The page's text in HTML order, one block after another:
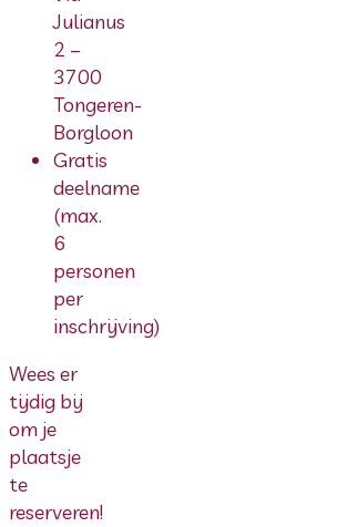
Julianus
2 –
3700
Tongeren-
Borgloon
Gratis
deelname
(max.
6
personen
per
inschrijving)
Wees er
tijdig bij
om je
plaatsje
te
reserveren!